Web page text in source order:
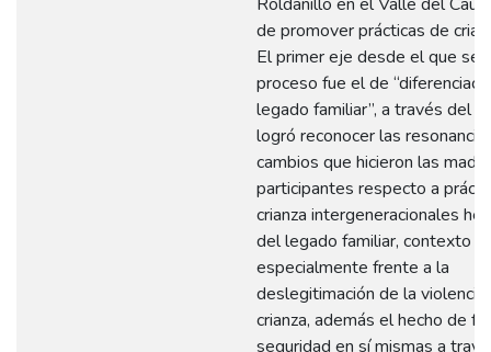
de promover prácticas de
El primer eje desde el que se
proceso fue el de
legado familiar”, a través del
logró reconocer las
cambios que hicieron las
participantes respecto a
crianza intergeneracionales
del legado familiar, contexto y
especialmente frente a la
deslegitimación de la violencia
crianza, además el hecho de
seguridad en sí mismas a